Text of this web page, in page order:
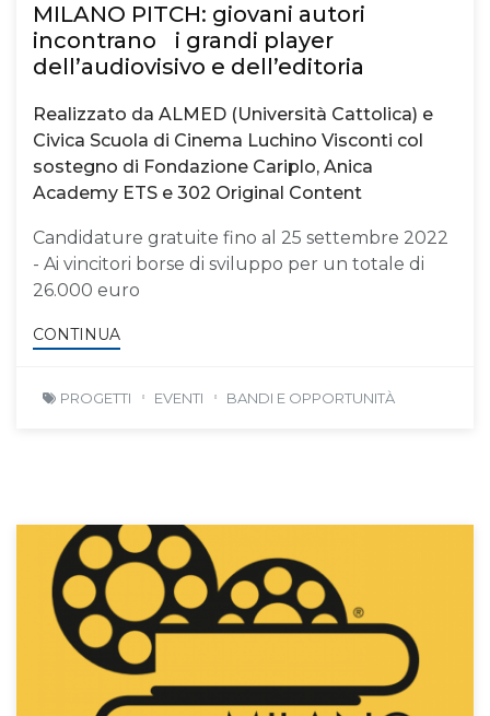
MILANO PITCH: giovani autori
incontrano i grandi player
dell’audiovisivo e dell’editoria
Realizzato da ALMED (Università Cattolica) e
Civica Scuola di Cinema Luchino Visconti col
sostegno di Fondazione Cariplo, Anica
Academy ETS e 302 Original Content
Candidature gratuite fino al 25 settembre 2022
- Ai vincitori borse di sviluppo per un totale di
26.000 euro
CONTINUA
PROGETTI EVENTI BANDI E OPPORTUNITÀ